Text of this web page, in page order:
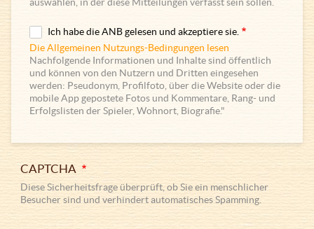
Ich habe die ANB gelesen und akzeptiere sie.
Die Allgemeinen Nutzungs-Bedingungen lesen
Nachfolgende Informationen und Inhalte sind öffentlich
und können von den Nutzern und Dritten eingesehen
werden: Pseudonym, Profilfoto, über die Website oder die
mobile App gepostete Fotos und Kommentare, Rang- und
Erfolgslisten der Spieler, Wohnort, Biografie."
CAPTCHA
Diese Sicherheitsfrage überprüft, ob Sie ein menschlicher
Besucher sind und verhindert automatisches Spamming.